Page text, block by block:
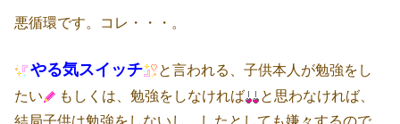
悪循環です。コレ・・・。
やる気スイッチ
と言われる、子供本人が勉強をし
たい
もしくは、勉強をしなければ
と思わなければ、
結局子供は勉強をしないし、したとしても嫌々するので、